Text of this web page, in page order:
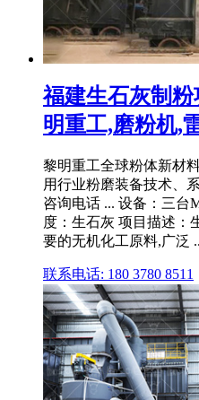
福建生石灰制
明重工,磨粉机,
黎明重工全球粉体新材
用行业粉磨装备技术、
咨询电话 ... 设备：三台
度：生石灰 项目描述：
要的无机化工原料,广泛
联系电话: 180 3780 8511